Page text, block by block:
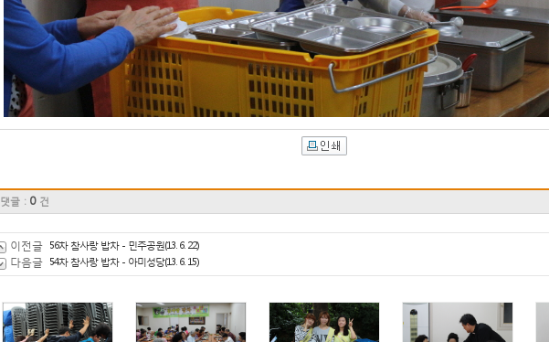
댓글 : 0건
이전글 56차 참사랑 밥차 - 민주공원(13. 6. 22)
다음글 54차 참사랑 밥차 - 아미성당(13. 6. 15)